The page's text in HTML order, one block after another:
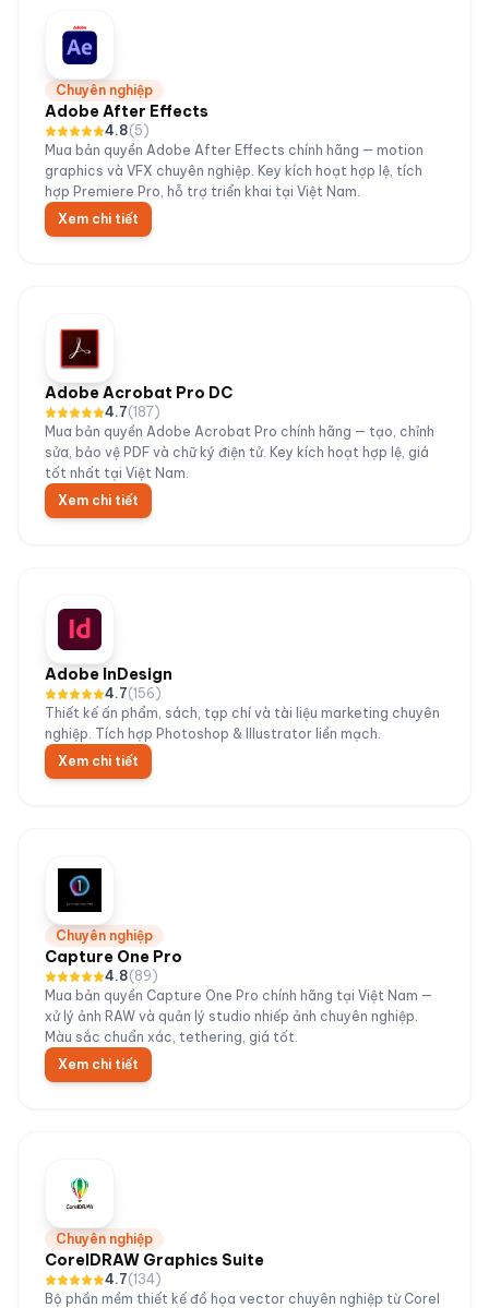
Chuyên nghiệp
Adobe After Effects
4.8(5)
Mua bản quyền Adobe After Effects chính hãng — motion
graphics và VFX chuyên nghiệp. Key kích hoạt hợp lệ, tích
hợp Premiere Pro, hỗ trợ triển khai tại Việt Nam.
Xem chi tiết
Adobe Acrobat Pro DC
4.7(187)
Mua bản quyền Adobe Acrobat Pro chính hãng — tạo, chỉnh
sửa, bảo vệ PDF và chữ ký điện tử. Key kích hoạt hợp lệ, giá
tốt nhất tại Việt Nam.
Xem chi tiết
Adobe InDesign
4.7(156)
Thiết kế ấn phẩm, sách, tạp chí và tài liệu marketing chuyên
nghiệp. Tích hợp Photoshop & Illustrator liền mạch.
Xem chi tiết
Chuyên nghiệp
Capture One Pro
4.8(89)
Mua bản quyền Capture One Pro chính hãng tại Việt Nam —
xử lý ảnh RAW và quản lý studio nhiếp ảnh chuyên nghiệp.
Màu sắc chuẩn xác, tethering, giá tốt.
Xem chi tiết
Chuyên nghiệp
CorelDRAW Graphics Suite
4.7(134)
Bộ phần mềm thiết kế đồ họa vector chuyên nghiệp từ Corel